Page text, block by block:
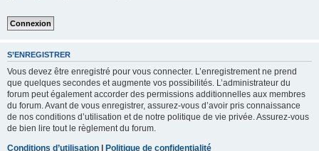
S’ENREGISTRER
Vous devez être enregistré pour vous connecter. L’enregistrement ne prend
que quelques secondes et augmente vos possibilités. L’administrateur du
forum peut également accorder des permissions additionnelles aux membres
du forum. Avant de vous enregistrer, assurez-vous d’avoir pris connaissance
de nos conditions d’utilisation et de notre politique de vie privée. Assurez-vous
de bien lire tout le règlement du forum.
Conditions d’utilisation | Politique de confidentialité